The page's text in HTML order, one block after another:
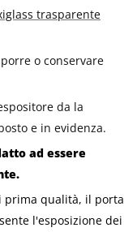
trasparente
o conservare
da la
e in evidenza.
ad essere
prima qualità, il porta
l'esposizione dei